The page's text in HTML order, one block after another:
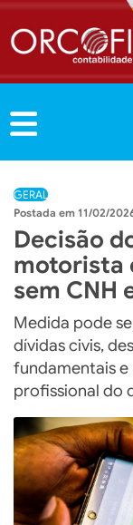
GERAL
11/02/
Decisão
motorista
sem CNH
Medida pode
dívidas civis,
fundamentais
profissional do